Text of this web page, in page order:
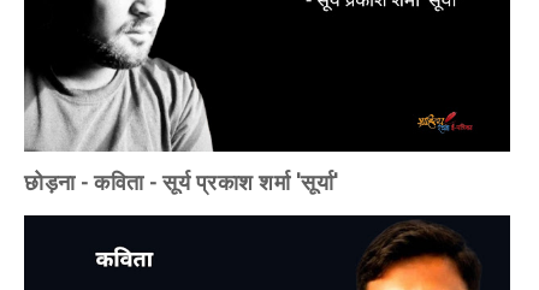
छोड़ना - कविता - सूर्य प्रकाश शर्मा 'सूर्या'